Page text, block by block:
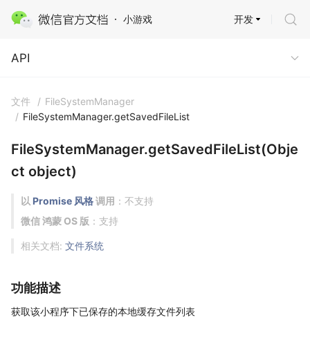
小游戏
API
开发
API
文件 / FileSystemManager
/ FileSystemManager.getSavedFileList
FileSystemManager.getSavedFileList(Obje
ct object)
以 Promise 风格调用 ：不支持
微信 鸿蒙 OS 版 ：支持
相关文档: 文件系统
功能描述
获取该小程序下已保存的本地缓存文件列表